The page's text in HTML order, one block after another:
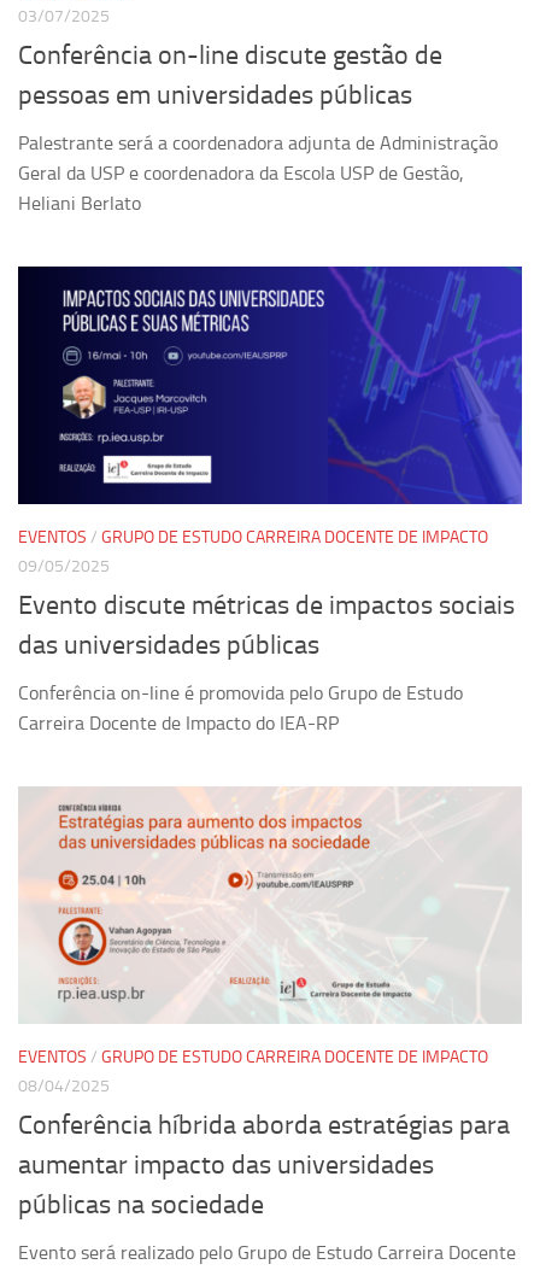
Evandro Eduardo Seron Ruiz
Fabiana Cristina Severi (FDRP)
Geciane Silveira Porto
Professores Seniores Encerrados
Institucional
Polo Ribeirão Preto
Equipe
Estrutura do polo
Espaço de Eventos
Projetos
Ciência com Pipoca
Ciência Por Elas
Pint of Science
União Pró-Vacina
USP Analisa
Clipping
Relatórios
Revista Estudos Avançados
Espaço Cultural
Contato
Newsletter
03/07/2025
Conferência on-line discute gestão de
pessoas em universidades públicas
Palestrante será a coordenadora adjunta de Administração
Geral da USP e coordenadora da Escola USP de Gestão,
Heliani Berlato
EVENTOS / GRUPO DE ESTUDO CARREIRA DOCENTE DE IMPACTO
09/05/2025
Evento discute métricas de impactos sociais
das universidades públicas
Conferência on-line é promovida pelo Grupo de Estudo
Carreira Docente de Impacto do IEA-RP
EVENTOS / GRUPO DE ESTUDO CARREIRA DOCENTE DE IMPACTO
08/04/2025
Conferência híbrida aborda estratégias para
aumentar impacto das universidades
públicas na sociedade
Evento será realizado pelo Grupo de Estudo Carreira Docente